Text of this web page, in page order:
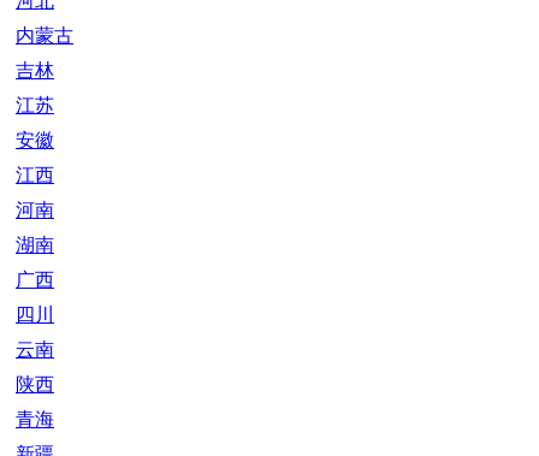
内蒙古
吉林
江苏
安徽
江西
河南
湖南
广西
四川
云南
陕西
青海